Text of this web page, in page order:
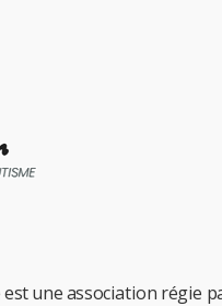
est une association régie